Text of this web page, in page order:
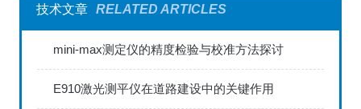
技术文章 RELATED ARTICLES
mini-max测定仪的精度检验与校准方法探讨
E910激光测平仪在道路建设中的关键作用